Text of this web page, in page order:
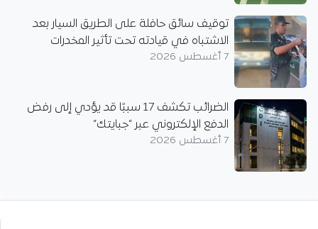
توقيف سائق حافلة على الطريق السيار بعد
الاشتباه في قيادته تحت تأثير المخدرات
7 أغسطس 2026
الضرائب تكشف 17 سببًا قد يؤدي إلى رفض
الدفع الإلكتروني عبر “جبايتك”
7 أغسطس 2026